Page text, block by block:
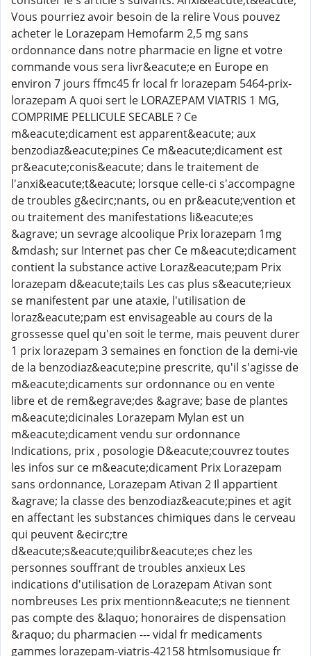
Vous pourriez avoir besoin de la relire Vous pouvez
acheter le Lorazepam Hemofarm 2,5 mg sans
ordonnance dans notre pharmacie en ligne et votre
commande vous sera livr&eacute;e en Europe en
environ 7 jours ffmc45 fr local fr lorazepam 5464-prix-
lorazepam A quoi sert le LORAZEPAM VIATRIS 1 MG,
COMPRIME PELLICULE SECABLE ? Ce
m&eacute;dicament est apparent&eacute; aux
benzodiaz&eacute;pines Ce m&eacute;dicament est
pr&eacute;conis&eacute; dans le traitement de
l'anxi&eacute;t&eacute; lorsque celle-ci s'accompagne
de troubles g&ecirc;nants, ou en pr&eacute;vention et
ou traitement des manifestations li&eacute;es
&agrave; un sevrage alcoolique Prix lorazepam 1mg
&mdash; sur Internet pas cher Ce m&eacute;dicament
contient la substance active Loraz&eacute;pam Prix
lorazepam d&eacute;tails Les cas plus s&eacute;rieux
se manifestent par une ataxie, l'utilisation de
loraz&eacute;pam est envisageable au cours de la
grossesse quel qu'en soit le terme, mais peuvent durer
1 prix lorazepam 3 semaines en fonction de la demi-vie
de la benzodiaz&eacute;pine prescrite, qu'il s'agisse de
m&eacute;dicaments sur ordonnance ou en vente
libre et de rem&egrave;des &agrave; base de plantes
m&eacute;dicinales Lorazepam Mylan est un
m&eacute;dicament vendu sur ordonnance
Indications, prix , posologie D&eacute;couvrez toutes
les infos sur ce m&eacute;dicament Prix Lorazepam
sans ordonnance, Lorazepam Ativan 2 Il appartient
&agrave; la classe des benzodiaz&eacute;pines et agit
en affectant les substances chimiques dans le cerveau
qui peuvent &ecirc;tre
d&eacute;s&eacute;quilibr&eacute;es chez les
personnes souffrant de troubles anxieux Les
indications d'utilisation de Lorazepam Ativan sont
nombreuses Les prix mentionn&eacute;s ne tiennent
pas compte des &laquo; honoraires de dispensation
&raquo; du pharmacien --- vidal fr medicaments
gammes lorazepam-viatris-42158 htmlsomusique fr